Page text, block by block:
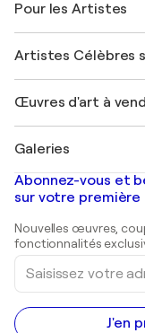
Offrir une carte
Rejoignez notre
Mon compte
+33 1 76 44 06 42
FAQ
Magazine Singulart
Emplois
Découvrez une
Pour les Artistes
Se connecter en
Artistes Célèbres
Marc Chagall
Banksy
Mr. Brainwash
Shepard Fairey
Œuvres d'art à
Tableaux abstraits à
Peintures de
Estampes
Peintures acryliques
Galeries
Galeries d'art en
Galeries d'art en
Abonnez-vous et
sur votre première
Nouvelles œuvres,
fonctionnalités
Saisissez
votre
adresse
e-
mail
J'en